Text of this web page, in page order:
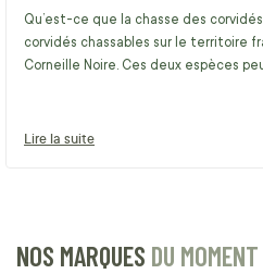
Qu’est-ce que la chasse des
corvidés chassables sur le territoire
Corneille Noire. Ces deux espèces
Lire la suite
NOS MARQUES DU MOMENT